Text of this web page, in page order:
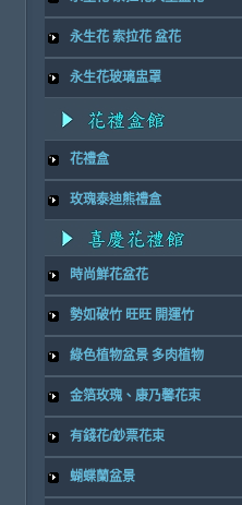
永生花 索拉花 盆花
永生花玻璃盅罩
花禮盒
玫瑰泰迪熊禮盒
時尚鮮花盆花
勢如破竹 旺旺 開運竹
綠色植物盆景 多肉植物
金箔玫瑰、康乃馨花束
有錢花/鈔票花束
蝴蝶蘭盆景